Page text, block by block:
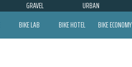
GRAVEL URBAN
BIKE LAB BIKE HOTEL BIKE ECONOMY